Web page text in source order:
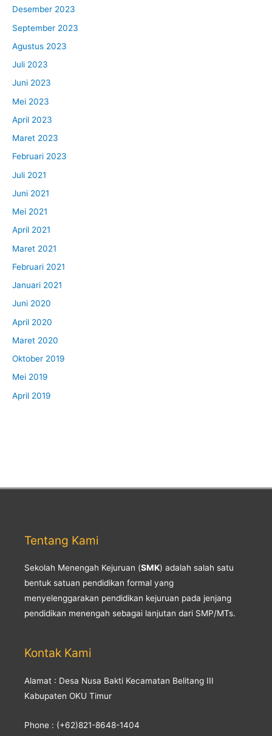
Desember 2023
September 2023
Agustus 2023
Juli 2023
Juni 2023
Mei 2023
April 2023
Maret 2023
Februari 2023
Juli 2021
Juni 2021
Mei 2021
April 2021
Maret 2021
Februari 2021
Januari 2021
Juni 2020
April 2020
Maret 2020
Oktober 2019
Mei 2019
April 2019
Tentang Kami
Sekolah Menengah Kejuruan (SMK) adalah salah satu
bentuk satuan pendidikan formal yang
menyelenggarakan pendidikan kejuruan pada jenjang
pendidikan menengah sebagai lanjutan dari SMP/MTs.
Kontak Kami
Alamat : Desa Nusa Bakti Kecamatan Belitang III
Kabupaten OKU Timur
Phone : (+62)821-8648-1404